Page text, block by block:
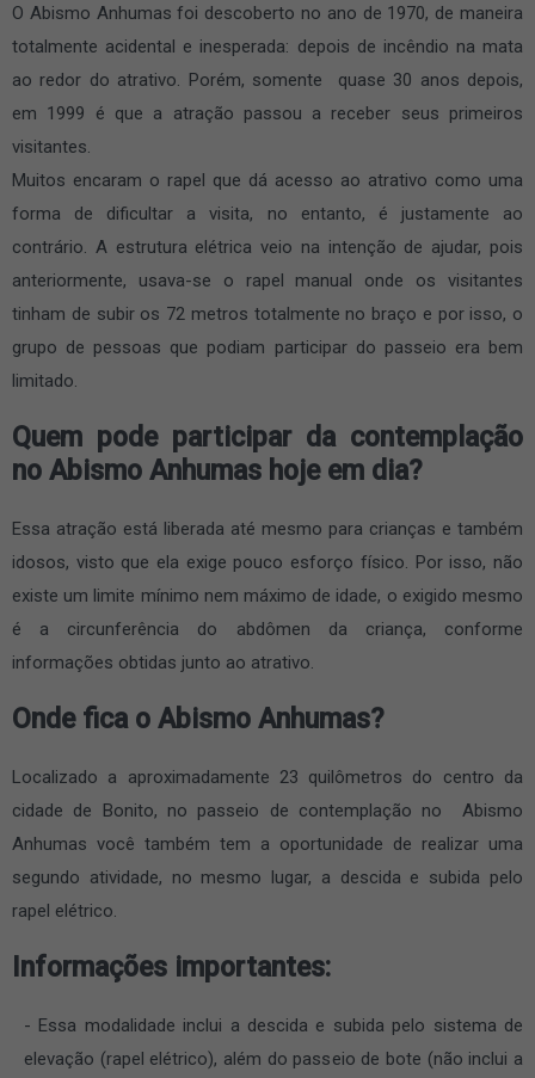
O Abismo Anhumas foi descoberto no ano de 1970, de maneira
totalmente acidental e inesperada: depois de incêndio na mata
ao redor do atrativo. Porém, somente quase 30 anos depois,
em 1999 é que a atração passou a receber seus primeiros
visitantes.
Muitos encaram o rapel que dá acesso ao atrativo como uma
forma de dificultar a visita, no entanto, é justamente ao
contrário. A estrutura elétrica veio na intenção de ajudar, pois
anteriormente, usava-se o rapel manual onde os visitantes
tinham de subir os 72 metros totalmente no braço e por isso, o
grupo de pessoas que podiam participar do passeio era bem
limitado.
Quem pode participar da contemplação
no Abismo Anhumas hoje em dia?
Essa atração está liberada até mesmo para crianças e também
idosos, visto que ela exige pouco esforço físico. Por isso, não
existe um limite mínimo nem máximo de idade, o exigido mesmo
é a circunferência do abdômen da criança, conforme
informações obtidas junto ao atrativo.
Onde fica o Abismo Anhumas?
Localizado a aproximadamente 23 quilômetros do centro da
cidade de Bonito, no passeio de contemplação no Abismo
Anhumas você também tem a oportunidade de realizar uma
segundo atividade, no mesmo lugar, a descida e subida pelo
rapel elétrico.
Informações importantes:
Essa modalidade inclui a descida e subida pelo sistema de
elevação (rapel elétrico), além do passeio de bote (não inclui a